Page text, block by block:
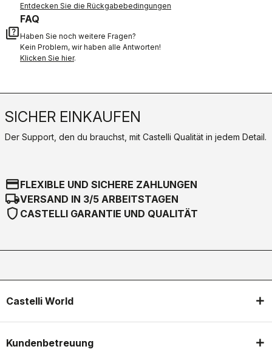
Entdecken Sie die Rückgabebedingungen
quiz
FAQ
Haben Sie noch weitere Fragen?
Kein Problem, wir haben alle Antworten!
Klicken Sie hier.
SICHER EINKAUFEN
Der Support, den du brauchst, mit Castelli Qualität in jedem Detail.
credit_cardFLEXIBLE UND SICHERE ZAHLUNGEN
local_shippingVERSAND IN 3/5 ARBEITSTAGEN
shield CASTELLI GARANTIE UND QUALITÄT
Castelli World
Kundenbetreuung